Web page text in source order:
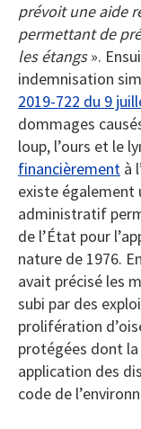
prévoit une aide
permettant de
les étangs».
indemnisation
2019-722 du 9
dommages
loup, l’ours et le
financièrement à
existe également
administratif
de l’État pour
nature de 1976.
avait précisé les
subi par des
prolifération
protégées dont
application des
code de